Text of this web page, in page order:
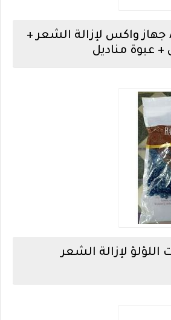
جهاز واكس لإزالة الشعر +
اللؤلؤ لإزالة الشعر